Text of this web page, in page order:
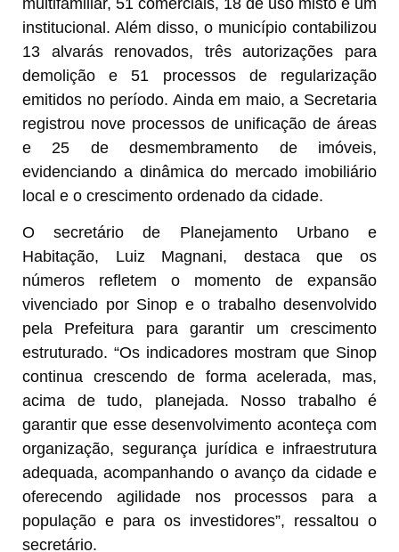
institucional. Além disso, o município contabilizou
13 alvarás renovados, três autorizações para
demolição e 51 processos de regularização
emitidos no período. Ainda em maio, a Secretaria
registrou nove processos de unificação de áreas
e 25 de desmembramento de imóveis,
evidenciando a dinâmica do mercado imobiliário
local e o crescimento ordenado da cidade.
O secretário de Planejamento Urbano e
Habitação, Luiz Magnani, destaca que os
números refletem o momento de expansão
vivenciado por Sinop e o trabalho desenvolvido
pela Prefeitura para garantir um crescimento
estruturado. “Os indicadores mostram que Sinop
continua crescendo de forma acelerada, mas,
acima de tudo, planejada. Nosso trabalho é
garantir que esse desenvolvimento aconteça com
organização, segurança jurídica e infraestrutura
adequada, acompanhando o avanço da cidade e
oferecendo agilidade nos processos para a
população e para os investidores”, ressaltou o
secretário.